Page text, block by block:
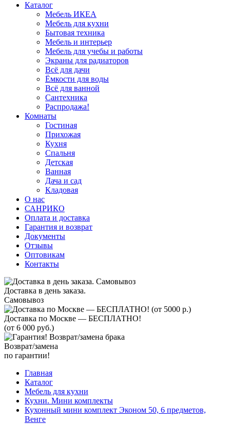
Каталог
Мебель ИКЕА
Мебель для кухни
Бытовая техника
Мебель и интерьер
Мебель для учебы и работы
Экраны для радиаторов
Всё для дачи
Ёмкости для воды
Всё для ванной
Сантехника
Распродажа!
Комнаты
Гостиная
Прихожая
Кухня
Спальня
Детская
Ванная
Дача и сад
Кладовая
О нас
САНРИКО
Оплата и доставка
Гарантия и возврат
Документы
Отзывы
Оптовикам
Контакты
Доставка в день заказа.
Самовывоз
Доставка по Москве — БЕСПЛАТНО!
(от 6 000 руб.)
Возврат/замена
по гарантии!
Главная
Каталог
Мебель для кухни
Кухни. Мини комплекты
Кухонный мини комплект Эконом 50, 6 предметов,
Венге